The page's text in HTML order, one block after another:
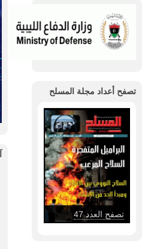
تصفح أعداد مجلة المسلح
تصفح العدد 47